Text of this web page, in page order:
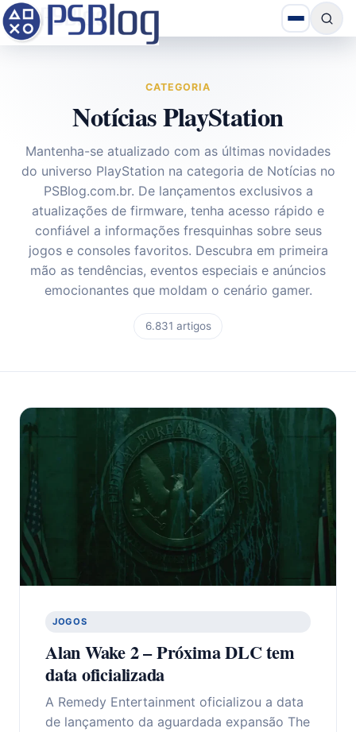
CATEGORIA
Notícias PlayStation
Mantenha-se atualizado com as últimas novidades
do universo PlayStation na categoria de Notícias no
PSBlog.com.br. De lançamentos exclusivos a
atualizações de firmware, tenha acesso rápido e
confiável a informações fresquinhas sobre seus
jogos e consoles favoritos. Descubra em primeira
mão as tendências, eventos especiais e anúncios
emocionantes que moldam o cenário gamer.
6.831 artigos
JOGOS
Alan Wake 2 – Próxima DLC tem
data oficializada
A Remedy Entertainment oficializou a data
de lançamento da aguardada expansão The